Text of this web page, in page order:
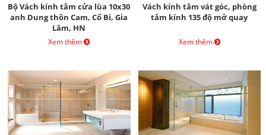
Bộ Vách kính tắm cửa lùa 10x30
anh Dung thôn Cam, Cổ Bi, Gia
Lâm, HN
Xem thêm
Vách kính tắm vát góc, phòng
tắm kính 135 độ mở quay
Xem thêm